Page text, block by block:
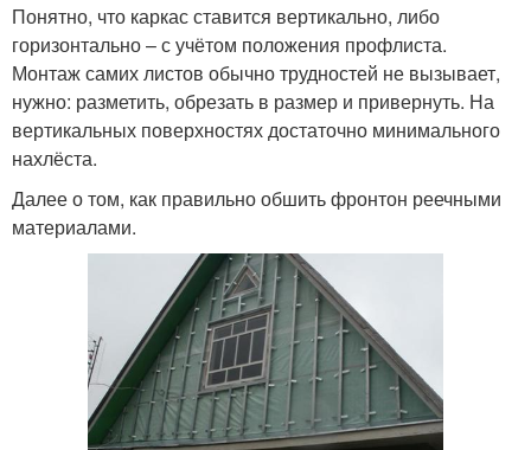
Понятно, что каркас ставится вертикально, либо
горизонтально – с учётом положения профлиста.
Монтаж самих листов обычно трудностей не вызывает,
нужно: разметить, обрезать в размер и привернуть. На
вертикальных поверхностях достаточно минимального
нахлёста.
Далее о том, как правильно обшить фронтон реечными
материалами.